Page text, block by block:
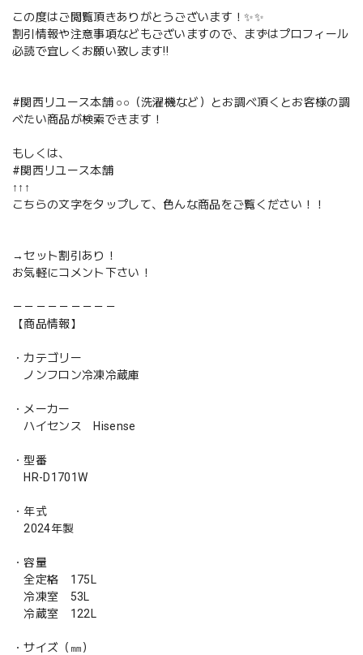
この度はご閲覧頂きありがとうございます！✨✨
割引情報や注意事項などもございますので、まずはプロフィール
必読で宜しくお願い致します‼️
#関西リユース本舗 ○○（洗濯機など）とお調べ頂くとお客様の調
べたい商品が検索できます！
もしくは、
#関西リユース本舗
↑↑↑
こちらの文字をタップして、色んな商品をご覧ください！！
→セット割引あり！
お気軽にコメント下さい！
－－－－－－－－－
【商品情報】
・カテゴリー
ノンフロン冷凍冷蔵庫
・メーカー
ハイセンス Hisense
・型番
HR-D1701W
・年式
2024年製
・容量
全定格 175L
冷凍室 53L
冷蔵室 122L
・サイズ（㎜）